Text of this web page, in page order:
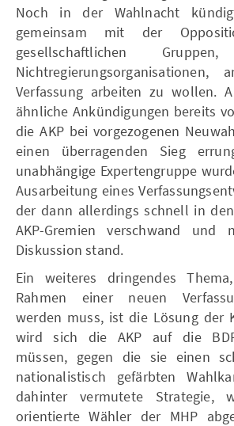
Noch in der Wahlnacht
gemeinsam mit der
gesellschaftlichen
Verfassung arbeiten zu wollen.
ähnliche Ankündigungen bereits
die AKP bei vorgezogenen
einen überragenden Sieg
unabhängige Expertengruppe
Ausarbeitung eines
der dann allerdings schnell in
AKP-Gremien verschwand
Diskussion stand.
Ein weiteres dringendes
Rahmen einer neuen
werden muss, ist die Lösung der
wird sich die AKP auf die
müssen, gegen die sie einen
nationalistisch gefärbten
dahinter vermutete Strategie,
orientierte Wähler der MHP